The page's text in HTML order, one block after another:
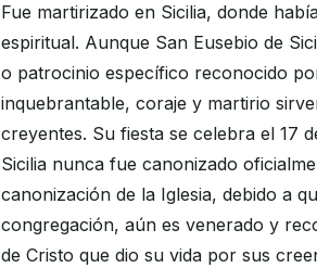
Fue martirizado en Sicilia, donde
espiritual. Aunque San Eusebio de
o patrocinio específico reconocido
inquebrantable, coraje y martirio
creyentes. Su fiesta se celebra el 17
Sicilia nunca fue canonizado
canonización de la Iglesia, debido a
congregación, aún es venerado y
de Cristo que dio su vida por sus